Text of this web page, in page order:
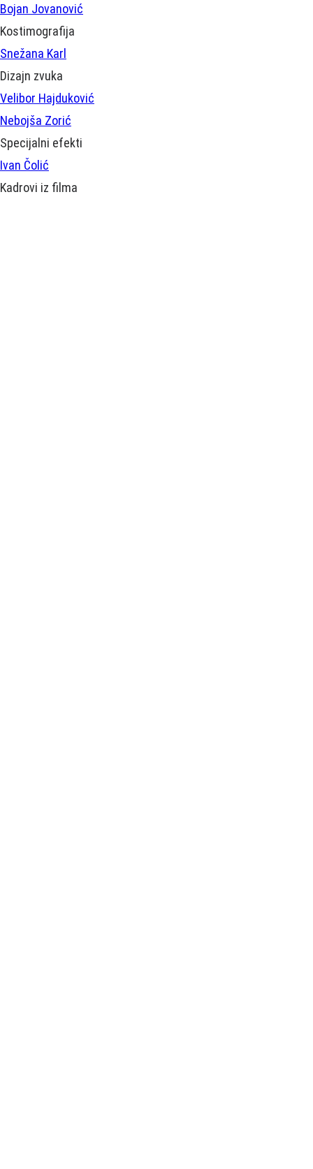
Bojan Jovanović
Kostimografija
Snežana Karl
Dizajn zvuka
Velibor Hajduković
Nebojša Zorić
Specijalni efekti
Ivan Čolić
Kadrovi iz filma